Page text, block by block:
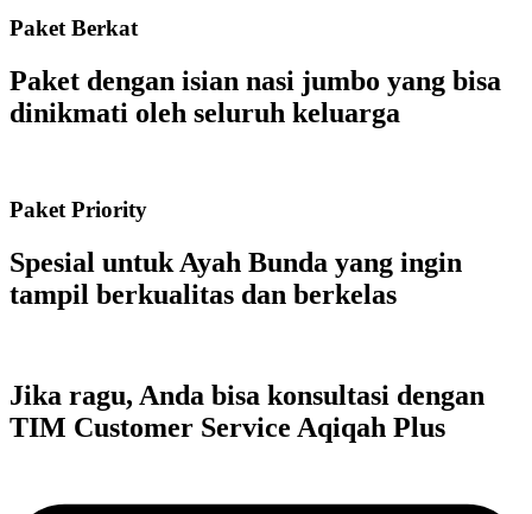
Paket Berkat
Paket dengan isian nasi jumbo yang bisa
dinikmati oleh seluruh keluarga
Paket Priority
Spesial untuk Ayah Bunda yang ingin
tampil berkualitas dan berkelas
Jika ragu, Anda bisa konsultasi dengan
TIM Customer Service Aqiqah Plus